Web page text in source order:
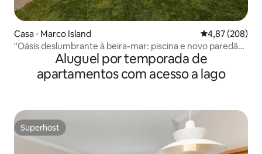
Casa ⋅ Marco Island 4,87 de uma
4,87 (208)
"Oásis deslumbrante à beira-mar: piscina e novo paredão
Aluguel por temporada de
apartamentos com acesso a lago
Superhost
Superhost